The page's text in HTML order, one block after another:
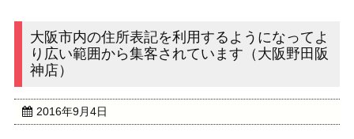
大阪市内の住所表記を利用するようになってよ
り広い範囲から集客されています（大阪野田阪
神店）
2016年9月4日